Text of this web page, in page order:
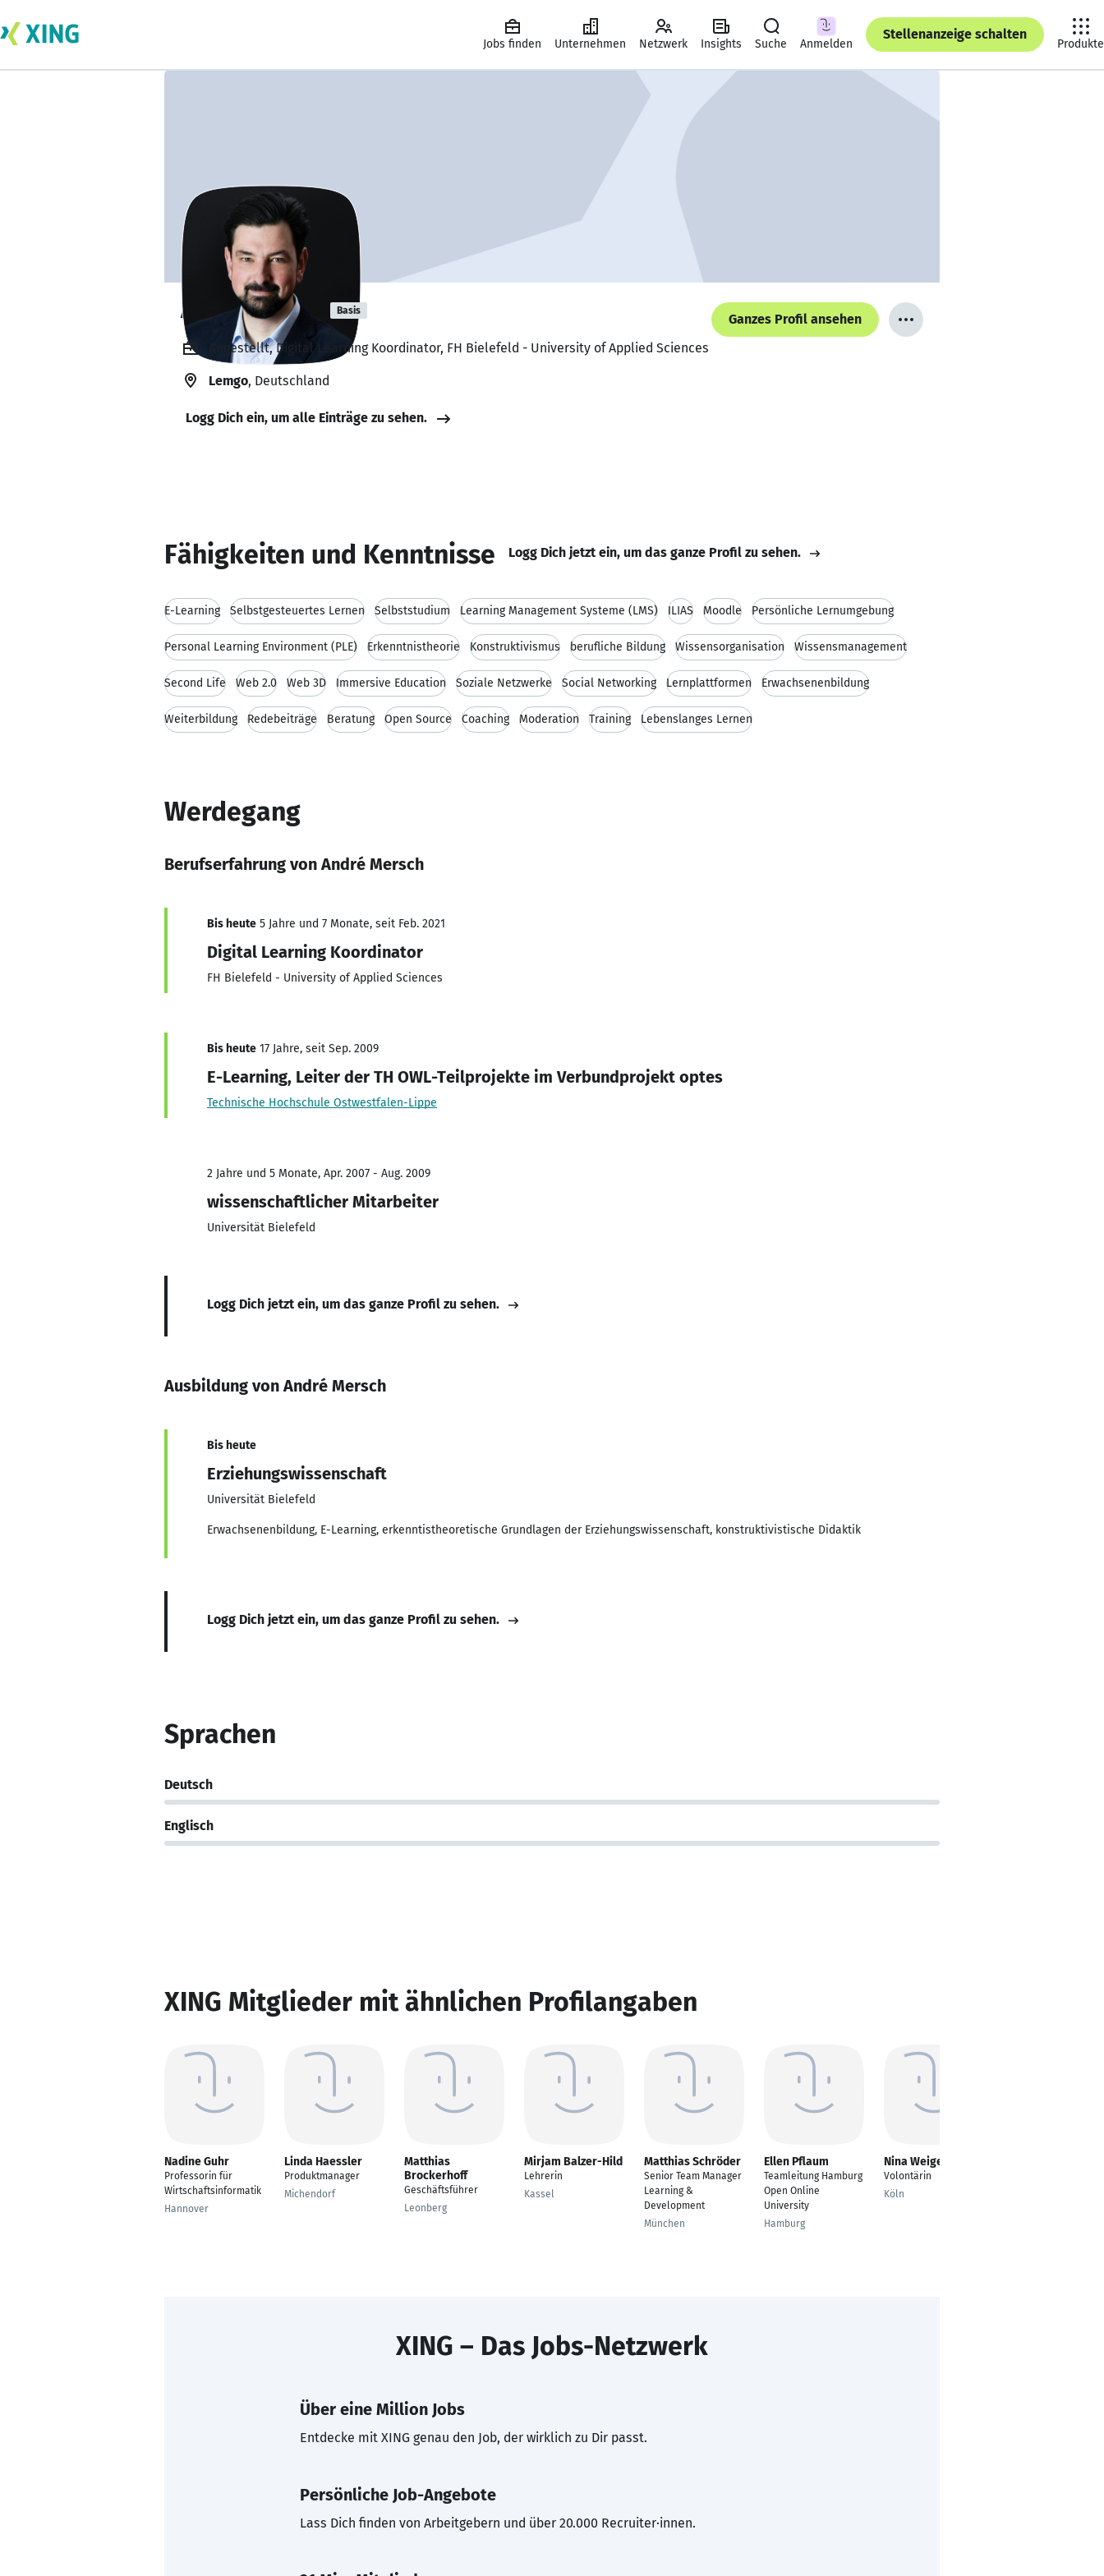
Jobs finden Unternehmen Netzwerk Insights Suche Anmelden
Stellenanzeige schalten
Produkte
André Mersch Basis
Ganzes Profil ansehen
Angestellt, Digital Learning Koordinator, FH Bielefeld - University of Applied Sciences
Lemgo, Deutschland
Logg Dich ein, um alle Einträge zu sehen.
Fähigkeiten und Kenntnisse Logg Dich jetzt ein, um das ganze Profil zu sehen.
E-Learning Selbstgesteuertes Lernen Selbststudium Learning Management Systeme (LMS) ILIAS Moodle Persönliche Lernumgebung
Personal Learning Environment (PLE) Erkenntnistheorie Konstruktivismus berufliche Bildung Wissensorganisation Wissensmanagement
Second Life Web 2.0 Web 3D Immersive Education Soziale Netzwerke Social Networking Lernplattformen Erwachsenenbildung
Weiterbildung Redebeiträge Beratung Open Source Coaching Moderation Training Lebenslanges Lernen
Werdegang
Berufserfahrung von André Mersch
Bis heute 5 Jahre und 7 Monate, seit Feb. 2021
Digital Learning Koordinator
FH Bielefeld - University of Applied Sciences
Bis heute 17 Jahre, seit Sep. 2009
E-Learning, Leiter der TH OWL-Teilprojekte im Verbundprojekt optes
Technische Hochschule Ostwestfalen-Lippe
2 Jahre und 5 Monate, Apr. 2007 - Aug. 2009
wissenschaftlicher Mitarbeiter
Universität Bielefeld
Logg Dich jetzt ein, um das ganze Profil zu sehen.
Ausbildung von André Mersch
Bis heute
Erziehungswissenschaft
Universität Bielefeld
Erwachsenenbildung, E-Learning, erkenntistheoretische Grundlagen der Erziehungswissenschaft, konstruktivistische Didaktik
Logg Dich jetzt ein, um das ganze Profil zu sehen.
Sprachen
Deutsch
Englisch
XING Mitglieder mit ähnlichen Profilangaben
Nadine Guhr
Professorin für
Wirtschaftsinformatik
Hannover
Linda Haessler
Produktmanager
Michendorf
Matthias
Brockerhoff
Geschäftsführer
Leonberg
Mirjam Balzer-Hild
Lehrerin
Kassel
Matthias Schröder
Senior Team Manager
Learning &
Development
München
Ellen Pflaum
Teamleitung Hamburg
Open Online
University
Hamburg
Nina Weigert
Volontärin
Köln
XING – Das Jobs-Netzwerk
Über eine Million Jobs
Entdecke mit XING genau den Job, der wirklich zu Dir passt.
Persönliche Job-Angebote
Lass Dich finden von Arbeitgebern und über 20.000 Recruiter·innen.